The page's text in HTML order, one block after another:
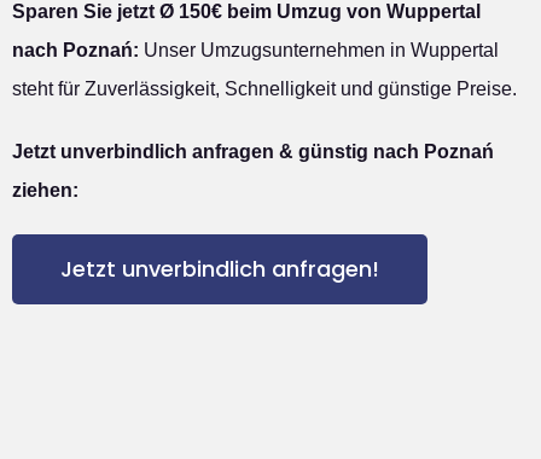
Sparen Sie jetzt Ø 150€ beim Umzug von Wuppertal
nach Poznań: Unser Umzugsunternehmen in Wuppertal
steht für Zuverlässigkeit, Schnelligkeit und günstige Preise.
Jetzt unverbindlich anfragen & günstig nach Poznań
ziehen:
Jetzt unverbindlich anfragen!